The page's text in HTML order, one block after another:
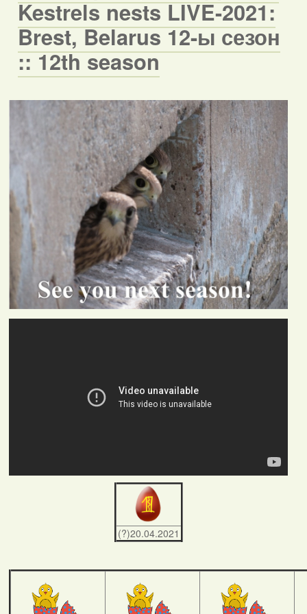
Kestrels nests LIVE-2021:
Brest, Belarus 12-ы сезон
:: 12th season
(?)20.04.2021